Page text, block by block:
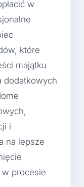
w
które
majątku
dodatkowych
i
na lepsze
procesie